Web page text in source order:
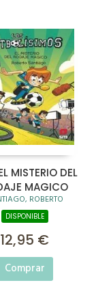
MISTERIO DEL
MAGICO
ROBERTO
DISPONIBLE
12,95 €
Comprar